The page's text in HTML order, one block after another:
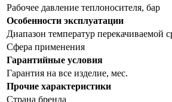
Рабочее давление теплоносителя, бар
Особенности эксплуатации
Диапазон температур перекачиваемой
Сфера применения
Гарантийные условия
Гарантия на все изделие, мес.
Прочие характеристики
Страна бренда